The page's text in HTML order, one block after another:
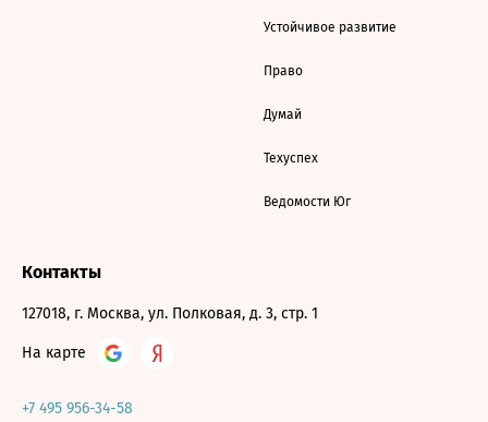
Устойчивое развитие
Право
Думай
Техуспех
Ведомости Юг
Контакты
127018, г. Москва, ул. Полковая, д. 3, стр. 1
На карте
+7 495 956-34-58